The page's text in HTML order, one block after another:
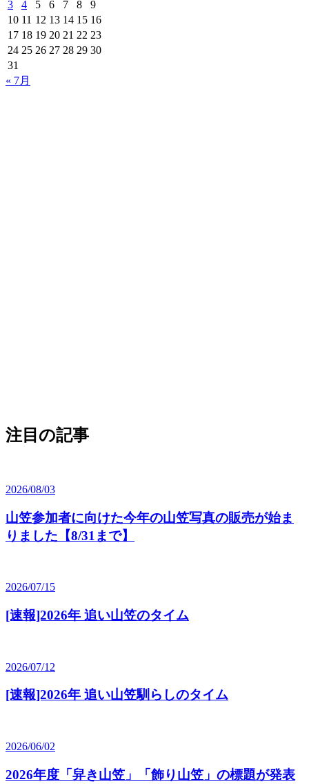
3 4 5 6 7 8
9
10 11 12 13 14 15 16
17 18 19 20 21 22 23
24 25 26 27 28 29 30
31
« 7月
注目の記事
2026/08/03
山笠参加者に向けた今年の山笠写真の販売が始ま
りました【8/31まで】
2026/07/15
[速報]2026年 追い山笠のタイム
2026/07/12
[速報]2026年 追い山笠馴らしのタイム
2026/06/02
2026年度「舁き山笠」「飾り山笠」の標題が発表